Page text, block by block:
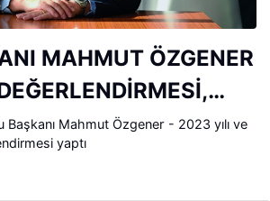
MAHMUT ÖZGENER
Başkanı Mahmut Özgener - 2023 yılı ve
yaptı